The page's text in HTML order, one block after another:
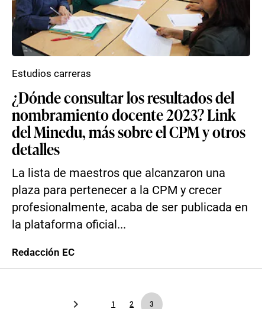
¿Dónde consultar los resultados del
nombramiento docente 2023? Link
del Minedu, más sobre el CPM y otros
detalles
La lista de maestros que alcanzaron una
plaza para pertenecer a la CPM y crecer
profesionalmente, acaba de ser publicada en
la plataforma oficial...
Estudios carreras
Redacción EC
1 2 3